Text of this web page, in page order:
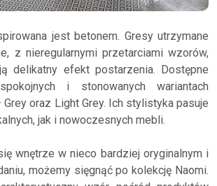
jest betonem. Gresy utrzymane
z nieregularnymi przetarciami wzorów,
delikatny efekt postarzenia. Dostępne
i stonowanych wariantach
oraz Light Grey. Ich stylistyka pasuje
jak i nowoczesnych mebli.
wnętrze w nieco bardziej oryginalnym i
możemy sięgnąć po kolekcję Naomi.